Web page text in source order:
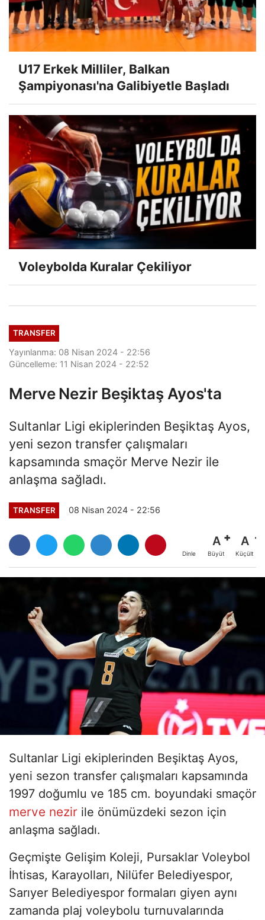
U17 Erkek Milliler, Balkan
Şampiyonası'na Galibiyetle Başladı
Voleybolda Kuralar Çekiliyor
TRANSFER
Yayınlanma: 08 Nisan 2024 - 22:56
Güncelleme: 11 Nisan 2024 - 22:52
Merve Nezir Beşiktaş Ayos'ta
Sultanlar Ligi ekiplerinden Beşiktaş Ayos,
yeni sezon transfer çalışmaları
kapsamında smaçör Merve Nezir ile
anlaşma sağladı.
TRANSFER 08 Nisan 2024 - 22:56
Dinle
A
Büyüt
A
Küçült
Sultanlar Ligi ekiplerinden Beşiktaş Ayos,
yeni sezon transfer çalışmaları kapsamında
1997 doğumlu ve 185 cm. boyundaki smaçör
merve nezir ile önümüzdeki sezon için
anlaşma sağladı.
Geçmişte Gelişim Koleji, Pursaklar Voleybol
İhtisas, Karayolları, Nilüfer Belediyespor,
Sarıyer Belediyespor formaları giyen aynı
zamanda plaj voleybolu turnuvalarında